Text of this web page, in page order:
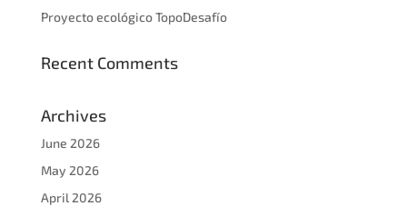
Proyecto ecológico TopoDesafío
Recent Comments
Archives
June 2026
May 2026
April 2026